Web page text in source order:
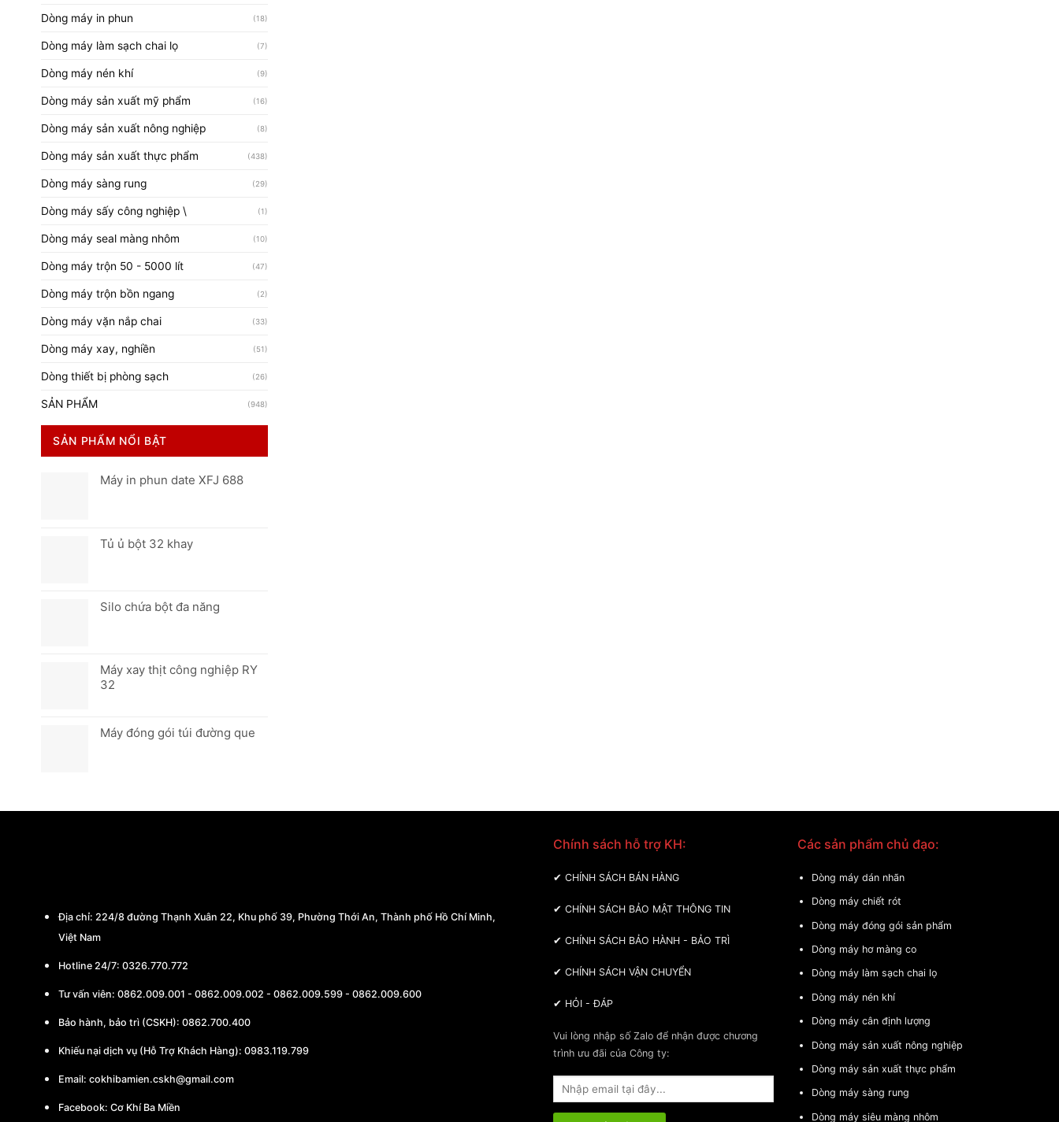
Dòng máy in phun (18)
Dòng máy làm sạch chai lọ (7)
Dòng máy nén khí (9)
Dòng máy sản xuất mỹ phẩm (16)
Dòng máy sản xuất nông nghiệp (8)
Dòng máy sản xuất thực phẩm (438)
Dòng máy sàng rung (29)
Dòng máy sấy công nghiệp \ (1)
Dòng máy seal màng nhôm (10)
Dòng máy trộn 50 - 5000 lít (47)
Dòng máy trộn bồn ngang (2)
Dòng máy vặn nắp chai (33)
Dòng máy xay, nghiền (51)
Dòng thiết bị phòng sạch (26)
SẢN PHẨM (948)
SẢN PHẨM NỔI BẬT
Máy in phun date XFJ 688
Tủ ủ bột 32 khay
Silo chứa bột đa năng
Máy xay thịt công nghiệp RY
32
Máy đóng gói túi đường que
Địa chỉ: 224/8 đường Thạnh Xuân 22, Khu phố 39, Phường Thới An, Thành phố Hồ Chí Minh,
Việt Nam
Hotline 24/7: 0326.770.772
Tư vấn viên: 0862.009.001 - 0862.009.002 - 0862.009.599 - 0862.009.600
Bảo hành, bảo trì (CSKH): 0862.700.400
Khiếu nại dịch vụ (Hỗ Trợ Khách Hàng): 0983.119.799
Email: cokhibamien.cskh@gmail.com
Facebook: Cơ Khí Ba Miền
Chính sách hỗ trợ KH:
✔ CHÍNH SÁCH BÁN HÀNG
✔ CHÍNH SÁCH BẢO MẬT THÔNG TIN
✔ CHÍNH SÁCH BẢO HÀNH - BẢO TRÌ
✔ CHÍNH SÁCH VẬN CHUYỂN
✔ HỎI - ĐÁP
Vui lòng nhập số Zalo để nhận được chương
trình ưu đãi của Công ty:
Các sản phẩm chủ đạo:
Dòng máy dán nhãn
Dòng máy chiết rót
Dòng máy đóng gói sản phẩm
Dòng máy hơ màng co
Dòng máy làm sạch chai lọ
Dòng máy nén khí
Dòng máy cân định lượng
Dòng máy sản xuất nông nghiệp
Dòng máy sản xuất thực phẩm
Dòng máy sàng rung
Dòng máy siêu màng nhôm